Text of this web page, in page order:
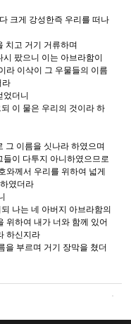
크게 강성한즉 우리를 떠나
치고 거기 거류하며
팠으니 이는 아브라함이
라 이삭이 그 우물들의 이름
라
었더니
이 물은 우리의 것이라 하
그 이름을 싯나라 하였으며
이 다투지 아니하였으므로
와께서 우리를 위하여 넓게
였더라
나는 네 아버지 아브라함의
위하여 내가 너와 함께 있어
하신지라
을 부르며 거기 장막을 쳤더